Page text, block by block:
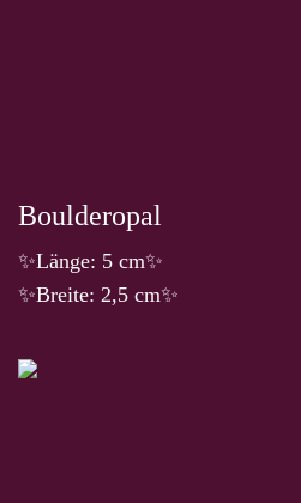
Boulderopal
✨Länge: 5 cm✨
✨Breite: 2,5 cm✨